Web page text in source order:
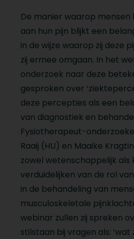
De manier waarop mensen
aan hun pijn blijkt een
in de wijze waarop zij deze
zij ermee omgaan. In het
onderzoek naar deze
gesproken over
deze percepties als een
van diagnostiek en
Fysiotherapeut-
Raaij (HU) en Maaike
zowel wetenschappelijk als
verduidelijken van de rol
in de behandeling van
musculoskeletale
webinar zullen zij spreken
stilstaan bij vragen als: ‘wat